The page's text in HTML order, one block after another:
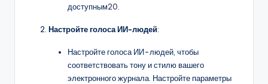
доступным20.
Настройте голоса ИИ-людей:
Настройте голоса ИИ-людей, чтобы
соответствовать тону и стилю вашего
электронного журнала. Настройте параметры